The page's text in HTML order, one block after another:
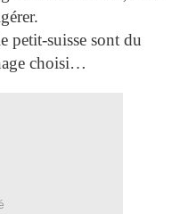
suisse sont du
choisi…